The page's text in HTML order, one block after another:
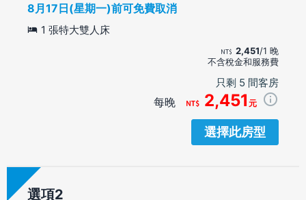
8月17日(星期一)前可免費取消
1 張特大雙人床
2,451/1 晚
不含稅金和服務費
只剩 5 間客房
每晚 2,451 元
選擇此房型
選項